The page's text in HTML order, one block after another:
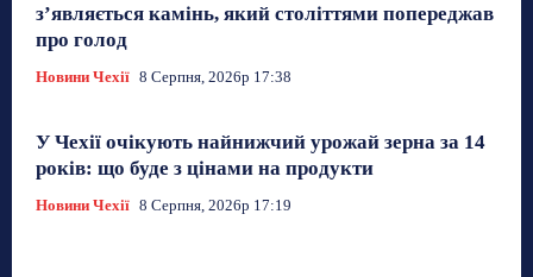
з’являється камінь, який століттями попереджав
про голод
Новини Чехії 8 Серпня, 2026р 17:38
У Чехії очікують найнижчий урожай зерна за 14
років: що буде з цінами на продукти
Новини Чехії 8 Серпня, 2026р 17:19